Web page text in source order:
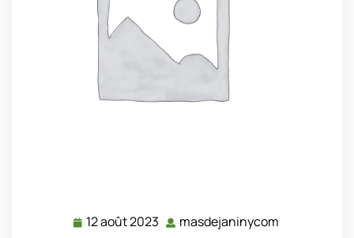
12 août 2023 12 masdejaninycom